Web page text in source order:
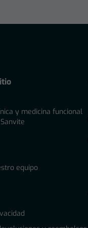
y medicina funcional
equipo